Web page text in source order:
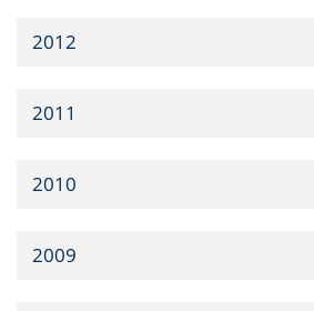
2012
2011
2010
2009